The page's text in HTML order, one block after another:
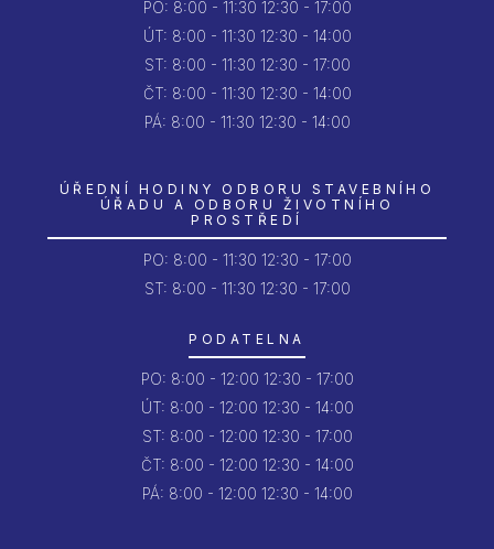
PO: 8:00 - 11:30 12:30 - 17:00
ÚT: 8:00 - 11:30 12:30 - 14:00
ST: 8:00 - 11:30 12:30 - 17:00
ČT: 8:00 - 11:30 12:30 - 14:00
PÁ: 8:00 - 11:30 12:30 - 14:00
ÚŘEDNÍ HODINY ODBORU STAVEBNÍHO
ÚŘADU A ODBORU ŽIVOTNÍHO
PROSTŘEDÍ
PO: 8:00 - 11:30 12:30 - 17:00
ST: 8:00 - 11:30 12:30 - 17:00
PODATELNA
PO: 8:00 - 12:00 12:30 - 17:00
ÚT: 8:00 - 12:00 12:30 - 14:00
ST: 8:00 - 12:00 12:30 - 17:00
ČT: 8:00 - 12:00 12:30 - 14:00
PÁ: 8:00 - 12:00 12:30 - 14:00